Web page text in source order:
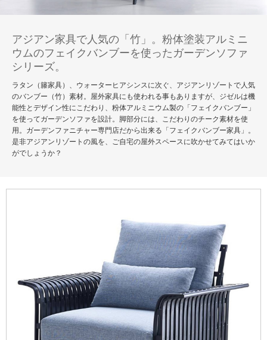
アジアン家具で人気の「竹」。粉体塗装アルミニ
ウムのフェイクバンブーを使ったガーデンソファ
シリーズ。
ラタン（籐家具）、ウォーターヒアシンスに次ぐ、アジアンリゾートで人気
のバンブー（竹）素材。屋外家具にも使われる事もありますが、ジゼルは機
能性とデザイン性にこだわり、粉体アルミニウム製の「フェイクバンブー」
を使ってガーデンソファを設計。脚部分には、こだわりのチーク素材を使
用。ガーデンファニチャー専門店だから出来る「フェイクバンブー家具」。
是非アジアンリゾートの風を、ご自宅の屋外スペースに吹かせてみてはいか
がでしょうか？